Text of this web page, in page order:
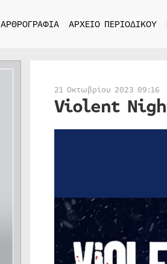
ΑΡΘΡΟΓΡΑΦΙΑ ΑΡΧΕΙΟ ΠΕΡΙΟΔΙΚΟΥ
21 Οκτωβρίου 2023 09:16
Violent